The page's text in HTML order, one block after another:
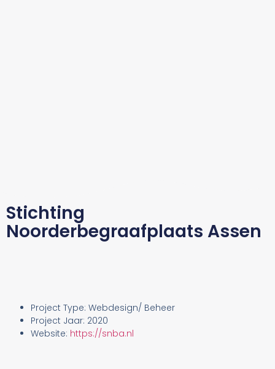
Stichting
Noorderbegraafplaats Assen
Project Type: Webdesign/ Beheer
Project Jaar: 2020
Website: https://snba.nl